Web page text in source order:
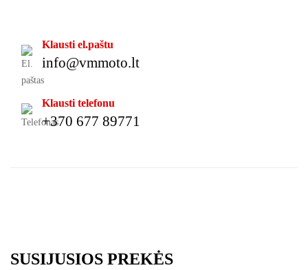
Klausti el.paštu
info@vmmoto.lt
Klausti telefonu
+370 677 89771
SUSIJUSIOS PREKĖS